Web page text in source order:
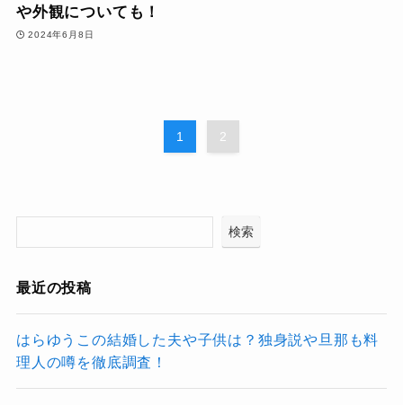
や外観についても！
2024年6月8日
1 2
検索
最近の投稿
はらゆうこの結婚した夫や子供は？独身説や旦那も料
理人の噂を徹底調査！